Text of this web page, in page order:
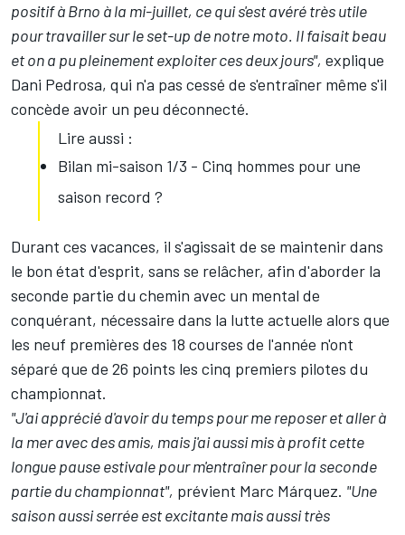
positif à Brno à la mi-juillet, ce qui s'est avéré très utile
pour travailler sur le set-up de notre moto. Il faisait beau
et on a pu pleinement exploiter ces deux jours", explique
Dani Pedrosa, qui n'a pas cessé de s'entraîner même s'il
concède avoir un peu déconnecté.
Lire aussi :
Bilan mi-saison 1/3 - Cinq hommes pour une
saison record ?
Durant ces vacances, il s'agissait de se maintenir dans
le bon état d'esprit, sans se relâcher, afin d'aborder la
seconde partie du chemin avec un mental de
conquérant, nécessaire dans la lutte actuelle alors que
les neuf premières des 18 courses de l'année n'ont
séparé que de 26 points les cinq premiers pilotes du
championnat.
"J'ai apprécié d'avoir du temps pour me reposer et aller à
la mer avec des amis, mais j'ai aussi mis à profit cette
longue pause estivale pour m'entraîner pour la seconde
partie du championnat", prévient Marc Márquez. "Une
saison aussi serrée est excitante mais aussi très